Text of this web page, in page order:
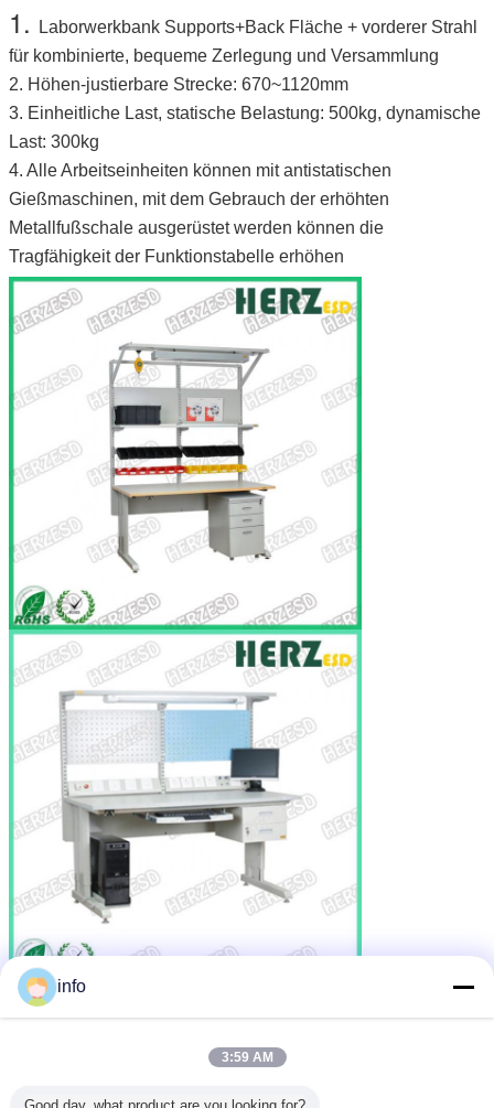
1.
Laborwerkbank Supports+Back Fläche + vorderer Strahl
für kombinierte, bequeme Zerlegung und Versammlung
2. Höhen-justierbare Strecke: 670~1120mm
3. Einheitliche Last, statische Belastung: 500kg, dynamische
Last: 300kg
4. Alle Arbeitseinheiten können mit antistatischen
Gießmaschinen, mit dem Gebrauch der erhöhten
Metallfußschale ausgerüstet werden können die
Tragfähigkeit der Funktionstabelle erhöhen
info
3:59 AM